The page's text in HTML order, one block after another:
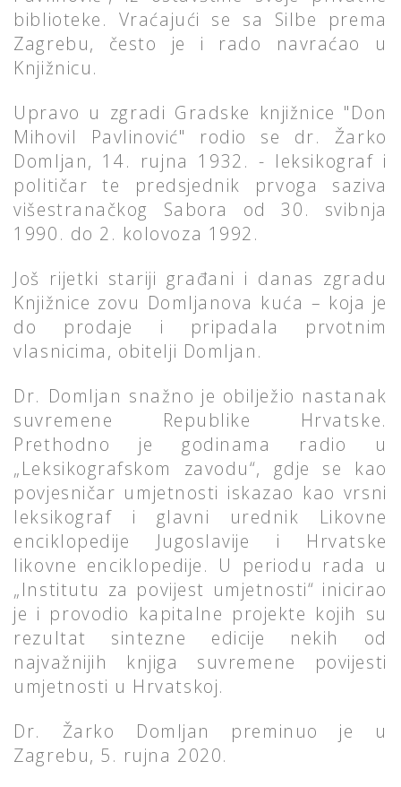
biblioteke. Vraćajući se sa Silbe prema
Zagrebu, često je i rado navraćao u
Knjižnicu.
Upravo u zgradi Gradske knjižnice "Don
Mihovil Pavlinović" rodio se dr. Žarko
Domljan, 14. rujna 1932. - leksikograf i
političar te predsjednik prvoga saziva
višestranačkog Sabora od 30. svibnja
1990. do 2. kolovoza 1992.
Još rijetki stariji građani i danas zgradu
Knjižnice zovu Domljanova kuća – koja je
do prodaje i pripadala prvotnim
vlasnicima, obitelji Domljan.
Dr. Domljan snažno je obilježio nastanak
suvremene Republike Hrvatske.
Prethodno je godinama radio u
„Leksikografskom zavodu“, gdje se kao
povjesničar umjetnosti iskazao kao vrsni
leksikograf i glavni urednik Likovne
enciklopedije Jugoslavije i Hrvatske
likovne enciklopedije. U periodu rada u
„Institutu za povijest umjetnosti“ inicirao
je i provodio kapitalne projekte kojih su
rezultat sintezne edicije nekih od
najvažnijih knjiga suvremene povijesti
umjetnosti u Hrvatskoj.
Dr. Žarko Domljan preminuo je u
Zagrebu, 5. rujna 2020.